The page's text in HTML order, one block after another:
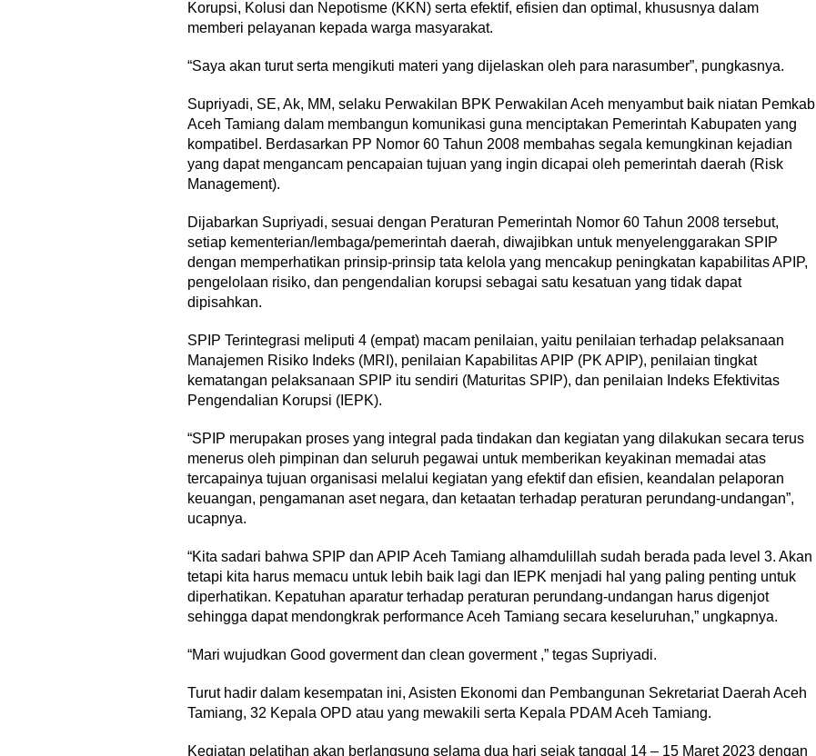
Korupsi, Kolusi dan Nepotisme (KKN) serta efektif, efisien dan optimal, khususnya dalam
memberi pelayanan kepada warga masyarakat.
“Saya akan turut serta mengikuti materi yang dijelaskan oleh para narasumber”, pungkasnya.
Supriyadi, SE, Ak, MM, selaku Perwakilan BPK Perwakilan Aceh menyambut baik niatan Pemkab
Aceh Tamiang dalam membangun komunikasi guna menciptakan Pemerintah Kabupaten yang
kompatibel. Berdasarkan PP Nomor 60 Tahun 2008 membahas segala kemungkinan kejadian
yang dapat mengancam pencapaian tujuan yang ingin dicapai oleh pemerintah daerah (Risk
Management).
Dijabarkan Supriyadi, sesuai dengan Peraturan Pemerintah Nomor 60 Tahun 2008 tersebut,
setiap kementerian/lembaga/pemerintah daerah, diwajibkan untuk menyelenggarakan SPIP
dengan memperhatikan prinsip-prinsip tata kelola yang mencakup peningkatan kapabilitas APIP,
pengelolaan risiko, dan pengendalian korupsi sebagai satu kesatuan yang tidak dapat
dipisahkan.
SPIP Terintegrasi meliputi 4 (empat) macam penilaian, yaitu penilaian terhadap pelaksanaan
Manajemen Risiko Indeks (MRI), penilaian Kapabilitas APIP (PK APIP), penilaian tingkat
kematangan pelaksanaan SPIP itu sendiri (Maturitas SPIP), dan penilaian Indeks Efektivitas
Pengendalian Korupsi (IEPK).
“SPIP merupakan proses yang integral pada tindakan dan kegiatan yang dilakukan secara terus
menerus oleh pimpinan dan seluruh pegawai untuk memberikan keyakinan memadai atas
tercapainya tujuan organisasi melalui kegiatan yang efektif dan efisien, keandalan pelaporan
keuangan, pengamanan aset negara, dan ketaatan terhadap peraturan perundang-undangan”,
ucapnya.
“Kita sadari bahwa SPIP dan APIP Aceh Tamiang alhamdulillah sudah berada pada level 3. Akan
tetapi kita harus memacu untuk lebih baik lagi dan IEPK menjadi hal yang paling penting untuk
diperhatikan. Kepatuhan aparatur terhadap peraturan perundang-undangan harus digenjot
sehingga dapat mendongkrak performance Aceh Tamiang secara keseluruhan,” ungkapnya.
“Mari wujudkan Good goverment dan clean goverment ,” tegas Supriyadi.
Turut hadir dalam kesempatan ini, Asisten Ekonomi dan Pembangunan Sekretariat Daerah Aceh
Tamiang, 32 Kepala OPD atau yang mewakili serta Kepala PDAM Aceh Tamiang.
Kegiatan pelatihan akan berlangsung selama dua hari sejak tanggal 14 – 15 Maret 2023 dengan